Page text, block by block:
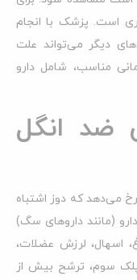
است. پزشک با انجام
دیگر می‌تواند علت
مناسب، شامل دارو
ضد انگل
می‌دهد که دوز اشتباه
(مانند داروهای سگ)
اسهال، لرزش عضلات،
پلک سوم، ترشح بیش از